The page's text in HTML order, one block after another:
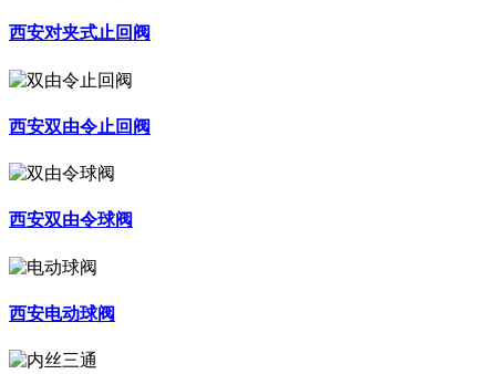
西安对夹式止回阀
西安双由令止回阀
西安双由令球阀
西安电动球阀